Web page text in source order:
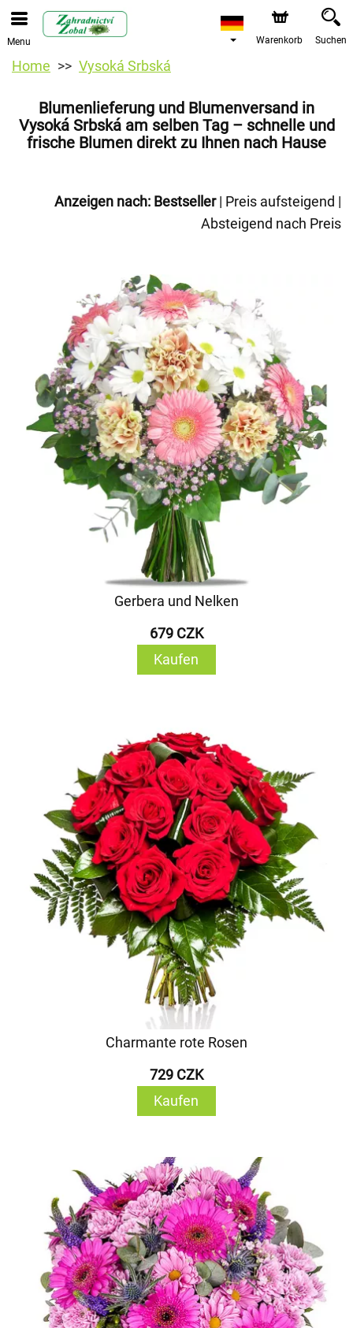
Menu Warenkorb Suchen
Home Vysoká Srbská
Blumenlieferung und Blumenversand in
Vysoká Srbská am selben Tag – schnelle und
frische Blumen direkt zu Ihnen nach Hause
Anzeigen nach: Bestseller| Preis aufsteigend |
Absteigend nach Preis
Gerbera und Nelken
679 CZK
Kaufen
Charmante rote Rosen
729 CZK
Kaufen